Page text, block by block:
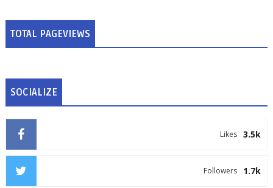
TOTAL PAGEVIEWS
SOCIALIZE
3.5k
Likes
1.7k
Followers